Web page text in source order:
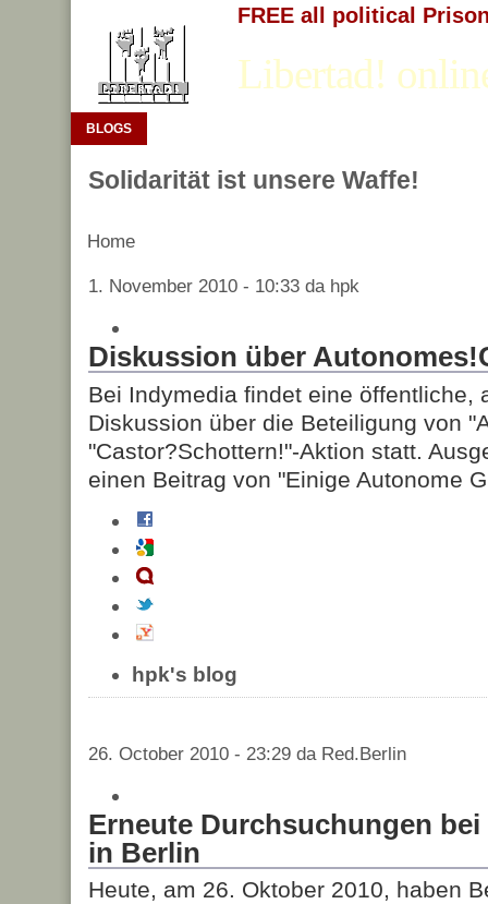
FREE all political
Libertad!
BLOGS
Solidarität ist unsere Waffe!
Home
1. November 2010 - 10:33 da hpk
Diskussion über
Bei Indymedia findet eine öffentliche,
Diskussion über die Beteiligung von
"Castor?Schottern!"-Aktion statt.
einen Beitrag von "Einige Autonome
hpk's blog
26. October 2010 - 23:29 da Red.Berlin
Erneute Durchsuchungen
in Berlin
Heute, am 26. Oktober 2010, haben